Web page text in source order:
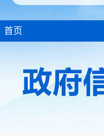
首页